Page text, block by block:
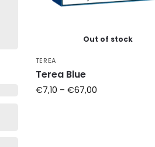
Out of stock
TEREA
Terea Blue
€7,10 – €67,00